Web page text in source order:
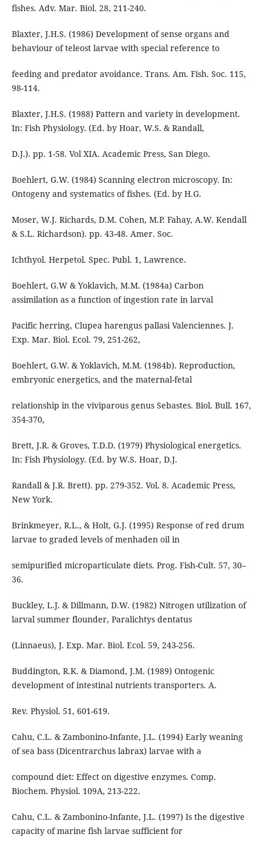
fishes. Adv. Mar. Biol. 28, 211-240.
Blaxter, J.H.S. (1986) Development of sense organs and
behaviour of teleost larvae with special reference to
feeding and predator avoidance. Trans. Am. Fish. Soc. 115,
98-114.
Blaxter, J.H.S. (1988) Pattern and variety in development.
In: Fish Physiology. (Ed. by Hoar, W.S. & Randall,
D.J.). pp. 1-58. Vol XIA. Academic Press, San Diego.
Boehlert, G.W. (1984) Scanning electron microscopy. In:
Ontogeny and systematics of fishes. (Ed. by H.G.
Moser, W.J. Richards, D.M. Cohen, M.P. Fahay, A.W. Kendall
& S.L. Richardson). pp. 43-48. Amer. Soc.
Ichthyol. Herpetol. Spec. Publ. 1, Lawrence.
Boehlert, G.W & Yoklavich, M.M. (1984a) Carbon
assimilation as a function of ingestion rate in larval
Pacific herring, Clupea harengus pallasi Valenciennes. J.
Exp. Mar. Biol. Ecol. 79, 251-262,
Boehlert, G.W. & Yoklavich, M.M. (1984b). Reproduction,
embryonic energetics, and the maternal-fetal
relationship in the viviparous genus Sebastes. Biol. Bull. 167,
354-370,
Brett, J.R. & Groves, T.D.D. (1979) Physiological energetics.
In: Fish Physiology. (Ed. by W.S. Hoar, D.J.
Randall & J.R. Brett). pp. 279-352. Vol. 8. Academic Press,
New York.
Brinkmeyer, R.L., & Holt, G.J. (1995) Response of red drum
larvae to graded levels of menhaden oil in
semipurified microparticulate diets. Prog. Fish-Cult. 57, 30–
36.
Buckley, L.J. & Dillmann, D.W. (1982) Nitrogen utilization of
larval summer flounder, Paralichtys dentatus
(Linnaeus), J. Exp. Mar. Biol. Ecol. 59, 243-256.
Buddington, R.K. & Diamond, J.M. (1989) Ontogenic
development of intestinal nutrients transporters. A.
Rev. Physiol. 51, 601-619.
Cahu, C.L. & Zambonino-Infante, J.L. (1994) Early weaning
of sea bass (Dicentrarchus labrax) larvae with a
compound diet: Effect on digestive enzymes. Comp.
Biochem. Physiol. 109A, 213-222.
Cahu, C.L. & Zambonino-Infante, J.L. (1997) Is the digestive
capacity of marine fish larvae sufficient for